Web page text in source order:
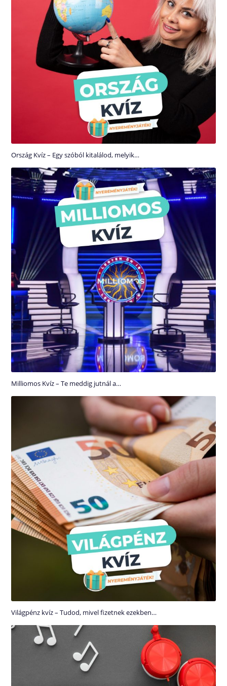
Ország Kvíz – Egy szóból kitalálod, melyik…
Milliomos Kvíz – Te meddig jutnál a…
Világpénz kvíz – Tudod, mivel fizetnek ezekben…